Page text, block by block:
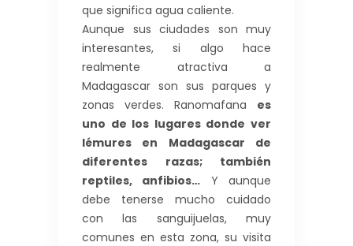
que significa agua caliente.
Aunque sus ciudades son muy
interesantes, si algo hace
realmente atractiva a
Madagascar son sus parques y
zonas verdes. Ranomafana es
uno de los lugares donde ver
lémures en Madagascar de
diferentes razas; también
reptiles, anfibios… Y aunque
debe tenerse mucho cuidado
con las sanguijuelas, muy
comunes en esta zona, su visita